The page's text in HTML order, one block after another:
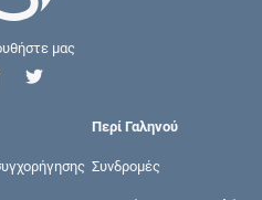
μας
Περί Γαληνού
Συνδρομές